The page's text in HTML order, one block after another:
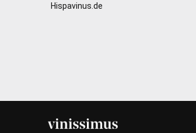
Hispavinus.de